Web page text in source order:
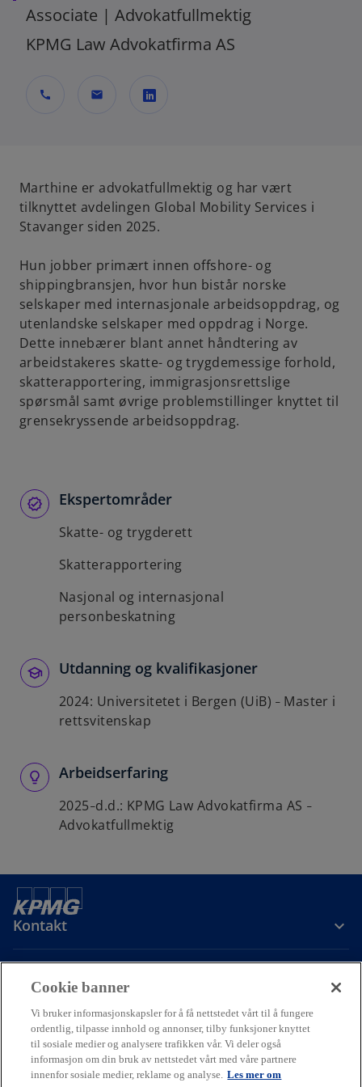
Associate | Advokatfullmektig
KPMG Law Advokatfirma AS
call mail
n
s
i
a
n
e
w
t
a
b
Marthine er advokatfullmektig og har vært
tilknyttet avdelingen Global Mobility Services i
Stavanger siden 2025.
Hun jobber primært innen offshore- og
shippingbransjen, hvor hun bistår norske
selskaper med internasjonale arbeidsoppdrag, og
utenlandske selskaper med oppdrag i Norge.
Dette innebærer blant annet håndtering av
arbeidstakeres skatte- og trygdemessige forhold,
skatterapportering, immigrasjonsrettslige
spørsmål samt øvrige problemstillinger knyttet til
grensekryssende arbeidsoppdrag.
Ekspertområder
Skatte- og trygderett
Skatterapportering
Nasjonal og internasjonal
personbeskatning
Utdanning og kvalifikasjoner
2024: Universitetet i Bergen (UiB) – Master i
rettsvitenskap
Arbeidserfaring
2025 –d.d.: KPMG Law Advokatfirma AS –
Advokatfullmektig
Kontakt
Om oss
Karriere
o
o
o
Cookie banner
Vi bruker informasjonskapsler for å få nettstedet vårt til å fungere
ordentlig, tilpasse innhold og annonser, tilby funksjoner knyttet
til sosiale medier og analysere trafikken vår. Vi deler også
informasjon om din bruk av nettstedet vårt med våre partnere
innenfor sosiale medier, reklame og analyse. Les mer om